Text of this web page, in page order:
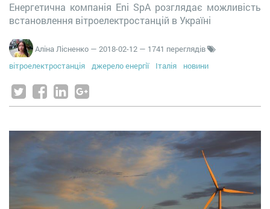
Енергетична компанія Eni SpA розглядає можливість
встановлення вітроелектростанцій в Україні
Аліна Лісненко — 2018-02-12 — 1741 переглядів
вітроелектростанція
джерело енергії Італія новини